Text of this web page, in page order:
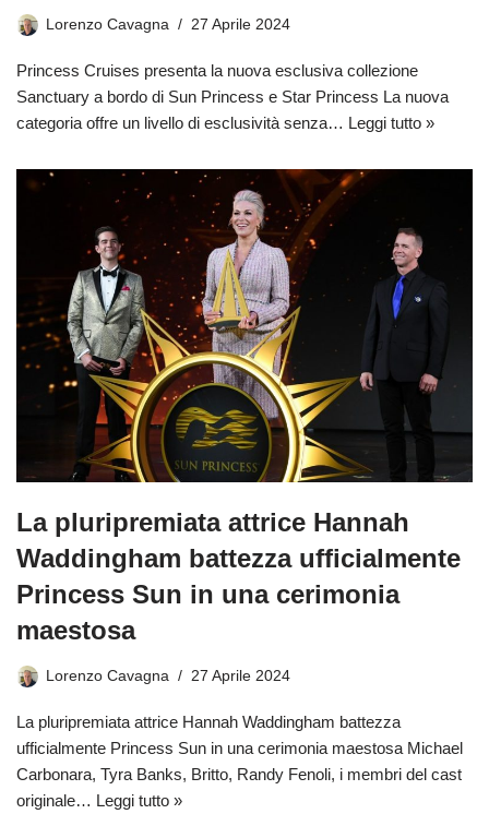
Lorenzo Cavagna 27 Aprile 2024
Princess Cruises presenta la nuova esclusiva collezione
Sanctuary a bordo di Sun Princess e Star Princess La nuova
categoria offre un livello di esclusività senza… Leggi tutto »
La pluripremiata attrice Hannah
Waddingham battezza ufficialmente
Princess Sun in una cerimonia
maestosa
Lorenzo Cavagna 27 Aprile 2024
La pluripremiata attrice Hannah Waddingham battezza
ufficialmente Princess Sun in una cerimonia maestosa Michael
Carbonara, Tyra Banks, Britto, Randy Fenoli, i membri del cast
originale… Leggi tutto »